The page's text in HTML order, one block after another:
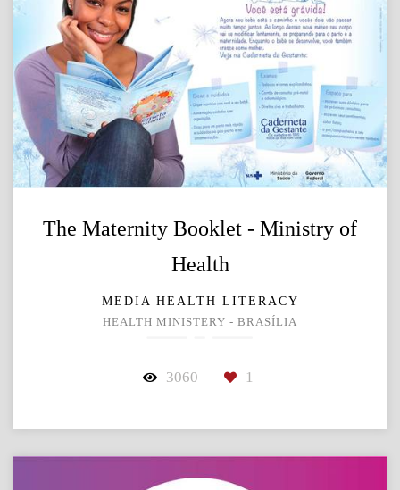
The Maternity Booklet - Ministry of
Health
MEDIA HEALTH LITERACY
HEALTH MINISTERY - BRASÍLIA
3060 1